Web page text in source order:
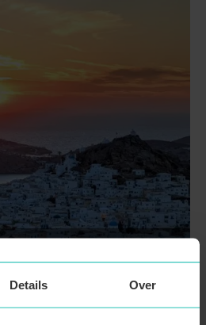
Details Over
Vanaf
€ 2085